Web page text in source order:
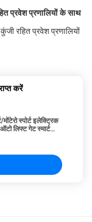
प्रवेश प्रणालियों के साथ
रहित प्रवेश प्रणालियों
करें
मोंटेरो स्पोर्ट इलेक्ट्रिक
लिफ्ट गेट स्मार्ट